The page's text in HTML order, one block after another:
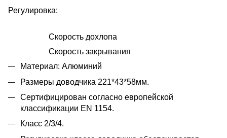
Регулировка:
Скорость дохлопа
Скорость закрывания
Материал: Алюминий
Размеры доводчика 221*43*58мм.
Сертифицирован согласно европейской
классификации EN 1154.
Класс 2/3/4.